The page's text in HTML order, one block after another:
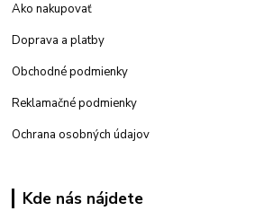
Ako nakupovať
Doprava a platby
Obchodné podmienky
Reklamačné podmienky
Ochrana osobných údajov
Kde nás nájdete